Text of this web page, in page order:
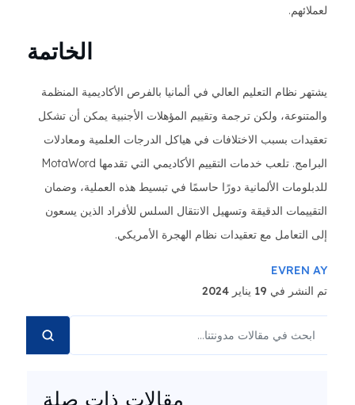
لعملائهم.
الخاتمة
يشتهر نظام التعليم العالي في ألمانيا بالفرص الأكاديمية المنظمة
والمتنوعة، ولكن ترجمة وتقييم المؤهلات الأجنبية يمكن أن تشكل
تعقيدات بسبب الاختلافات في هياكل الدرجات العلمية ومعادلات
البرامج. تلعب خدمات التقييم الأكاديمي التي تقدمها MotaWord
للدبلومات الألمانية دورًا حاسمًا في تبسيط هذه العملية، وضمان
التقييمات الدقيقة وتسهيل الانتقال السلس للأفراد الذين يسعون
إلى التعامل مع تعقيدات نظام الهجرة الأمريكي.
EVREN AY
تم النشر في 19 يناير 2024
مقالات ذات صلة